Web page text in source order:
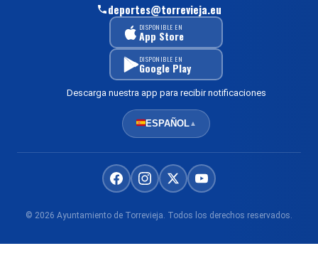
deportes@torrevieja.eu
DISPONIBLE EN
App Store
DISPONIBLE EN
Google Play
Descarga nuestra app para recibir notificaciones
ESPAÑOL▲
© 2026 Ayuntamiento de Torrevieja. Todos los derechos reservados.